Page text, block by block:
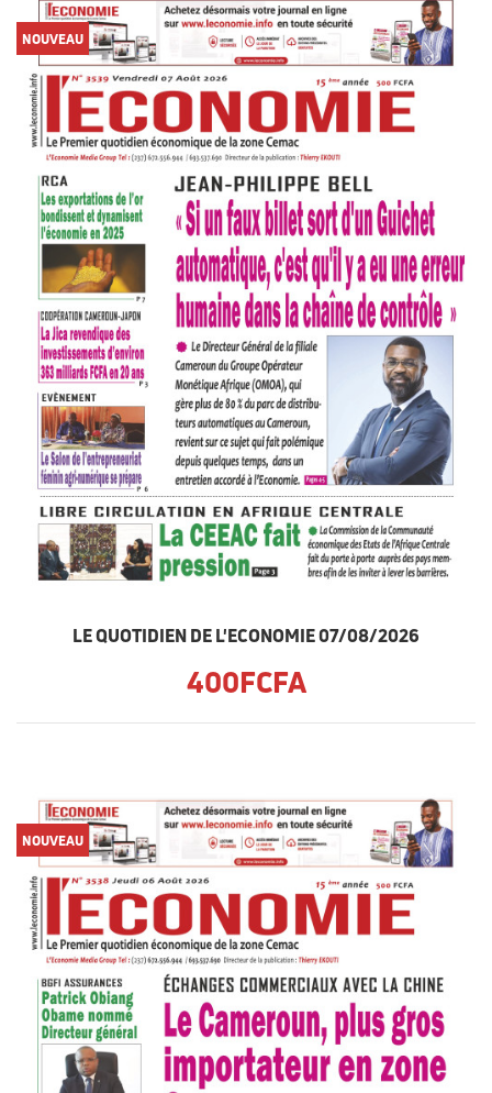
NOUVEAU
LE QUOTIDIEN DE L'ECONOMIE 07/08/2026
400FCFA
NOUVEAU